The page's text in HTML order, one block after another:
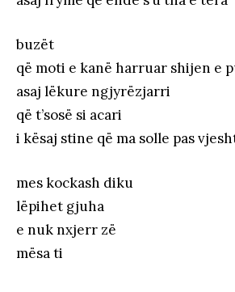
buzët
që moti e kanë harruar shijen e
asaj lëkure ngjyrëzjarri
që t’sosë si acari
i kësaj stine që ma solle pas
mes kockash diku
lëpihet gjuha
e nuk nxjerr zë
mësa ti